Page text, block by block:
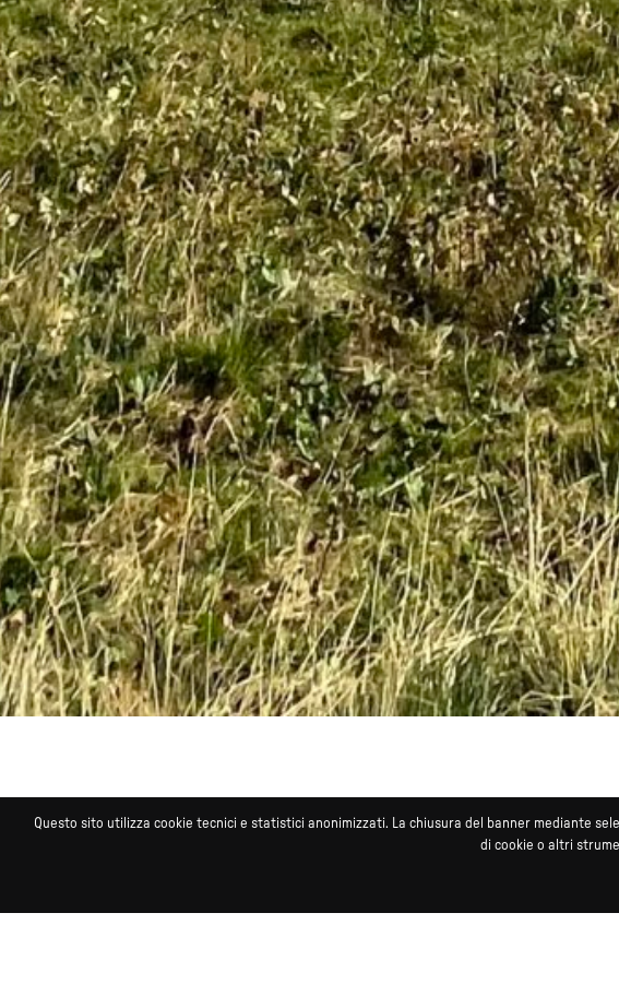
SCOPRI DI
Questo sito utilizza cookie tecnici e statistici anonimizzati. La chiusura del banner mediante
di cookie o altri